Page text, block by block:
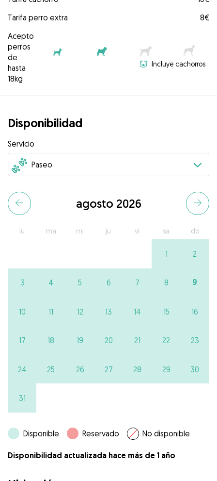
Tarifa perro extra
8€
Acepto
perros
de
hasta
18kg
Incluye cachorros
Disponibilidad
Servicio
agosto 2026
lu ma mi ju vi sa do
1 2
3 4 5 6 7 8 9
10 11 12 13 14 15 16
17 18 19 20 21 22 23
24 25 26 27 28 29 30
31
Disponible Reservado No disponible
Disponibilidad actualizada hace más de 1 año